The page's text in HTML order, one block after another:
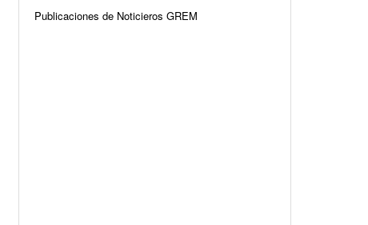
Publicaciones de Noticieros GREM